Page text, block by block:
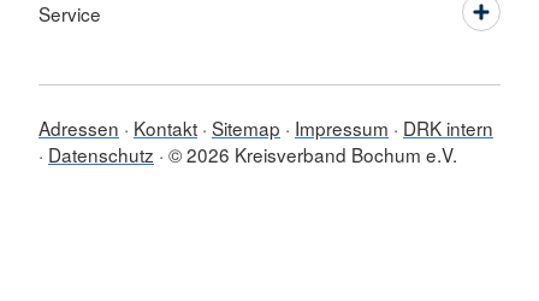
Service
Adressen Kontakt Sitemap Impressum
DRK intern
Datenschutz © 2026 Kreisverband Bochum e.V.